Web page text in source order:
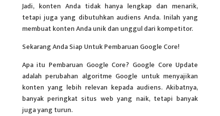
Jadi, konten Anda tidak hanya lengkap dan menarik,
tetapi juga yang dibutuhkan audiens Anda. Inilah yang
membuat konten Anda unik dan unggul dari kompetitor.
Sekarang Anda Siap Untuk Pembaruan Google Core!
Apa itu Pembaruan Google Core? Google Core Update
adalah perubahan algoritme Google untuk menyajikan
konten yang lebih relevan kepada audiens. Akibatnya,
banyak peringkat situs web yang naik, tetapi banyak
juga yang turun.